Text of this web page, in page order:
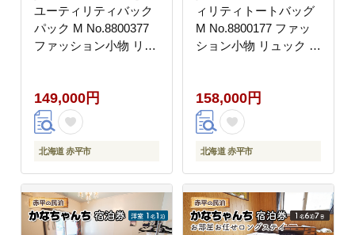
ユーティリティバック
パック M No.8800377
ファッション小物 リュ
ファイル収納 エキスパ
ンド機能 日本製 国産
北海道 赤平市
149,000円
北海道 赤平市
ィリティトートバッグ
M No.8800177 ファッ
ション小物 リュック か
入る ファイル収納 ベル
ト付き 日本製 国産 北
海道 赤平市
158,000円
北海道 赤平市